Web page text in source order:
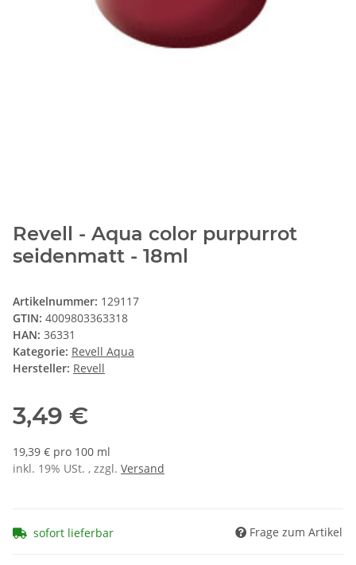
Revell - Aqua color purpurrot
seidenmatt - 18ml
Artikelnummer: 129117
GTIN: 4009803363318
HAN: 36331
Kategorie: Revell Aqua
Hersteller: Revell
3,49 €
19,39 € pro 100 ml
inkl. 19% USt. , zzgl. Versand
sofort lieferbar Frage zum Artikel